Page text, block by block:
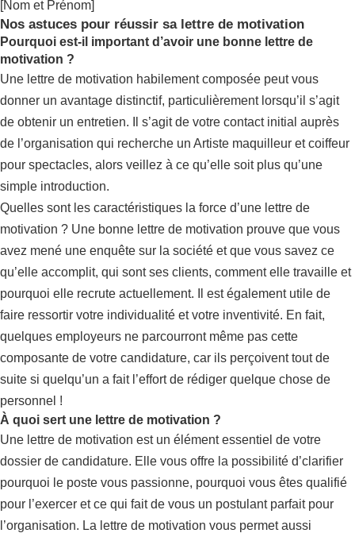
[Nom et Prénom]
Nos astuces pour réussir sa lettre de motivation
Pourquoi est-il important d’avoir une bonne lettre de
motivation ?
Une lettre de motivation habilement composée peut vous
donner un avantage distinctif, particulièrement lorsqu’il s’agit
de obtenir un entretien. Il s’agit de votre contact initial auprès
de l’organisation qui recherche un Artiste maquilleur et coiffeur
pour spectacles, alors veillez à ce qu’elle soit plus qu’une
simple introduction.
Quelles sont les caractéristiques la force d’une lettre de
motivation ? Une bonne lettre de motivation prouve que vous
avez mené une enquête sur la société et que vous savez ce
qu’elle accomplit, qui sont ses clients, comment elle travaille et
pourquoi elle recrute actuellement. Il est également utile de
faire ressortir votre individualité et votre inventivité. En fait,
quelques employeurs ne parcourront même pas cette
composante de votre candidature, car ils perçoivent tout de
suite si quelqu’un a fait l’effort de rédiger quelque chose de
personnel !
À quoi sert une lettre de motivation ?
Une lettre de motivation est un élément essentiel de votre
dossier de candidature. Elle vous offre la possibilité d’clarifier
pourquoi le poste vous passionne, pourquoi vous êtes qualifié
pour l’exercer et ce qui fait de vous un postulant parfait pour
l’organisation. La lettre de motivation vous permet aussi